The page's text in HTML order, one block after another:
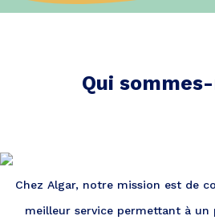
Qui
Chez Algar, notre mission est de
meilleur service permettant à un